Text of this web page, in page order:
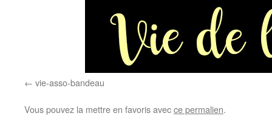
vie-asso-bandeau
Vous pouvez la mettre en favoris avecce permalien.